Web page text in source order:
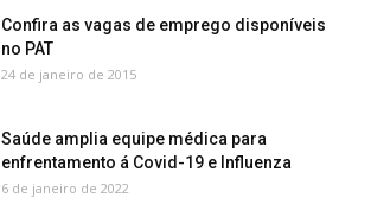
Confira as vagas de emprego disponíveis
no PAT
24 de janeiro de 2015
Saúde amplia equipe médica para
enfrentamento á Covid-19 e Influenza
6 de janeiro de 2022